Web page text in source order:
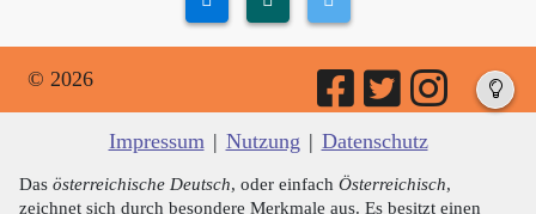
© 2026
Impressum | Nutzung | Datenschutz
Das österreichische Deutsch, oder einfach Österreichisch,
zeichnet sich durch besondere Merkmale aus. Es besitzt einen